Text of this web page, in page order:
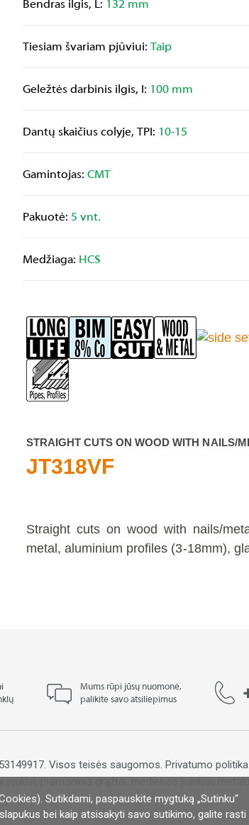
Sutikdami, paspauskite mygtuką „Sutinku“
bei kaip atsisakyti savo sutikimo, galite rasti
Bendras ilgis, L: 132 mm
Tiesiam švariam pjūviui: Taip
Geležtės darbinis ilgis, I: 100 mm
Dantų skaičius colyje, TPI: 10-15
Gamintojas: CMT
Pakuotė: 5 vnt.
Medžiaga: HCS
STRAIGHT CUTS ON WOOD WITH NAILS/
JT318VF
Straight cuts on wood with nails/
metal, aluminium profiles (3-18mm),
Mums rūpi jūsų nuomonė,
palikite savo atsiliepimus
Visos teisės saugomos. Privatumo politika.
El. parduotuvių kūrimas: